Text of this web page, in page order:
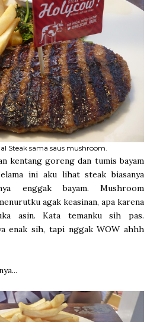
Steak sama saus mushroom.
kentang goreng dan tumis bayam
ini aku lihat steak biasanya
enggak bayam. Mushroom
agak keasinan, apa karena
asin. Kata temanku sih pas.
enak sih, tapi nggak WOW ahhh